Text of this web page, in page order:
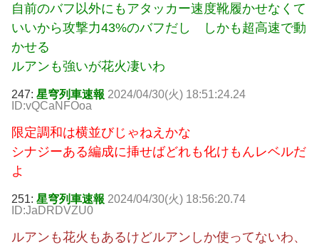
自前のバフ以外にもアタッカー速度靴履かせなくて
いいから攻撃力43%のバフだし しかも超高速で動
かせる
ルアンも強いが花火凄いわ
247: 星穹列車速報 2024/04/30(火) 18:51:24.24
ID:vQCaNFOoa
限定調和は横並びじゃねえかな
シナジーある編成に挿せばどれも化けもんレベルだ
よ
251: 星穹列車速報 2024/04/30(火) 18:56:20.74
ID:JaDRDVZU0
ルアンも花火もあるけどルアンしか使ってないわ、